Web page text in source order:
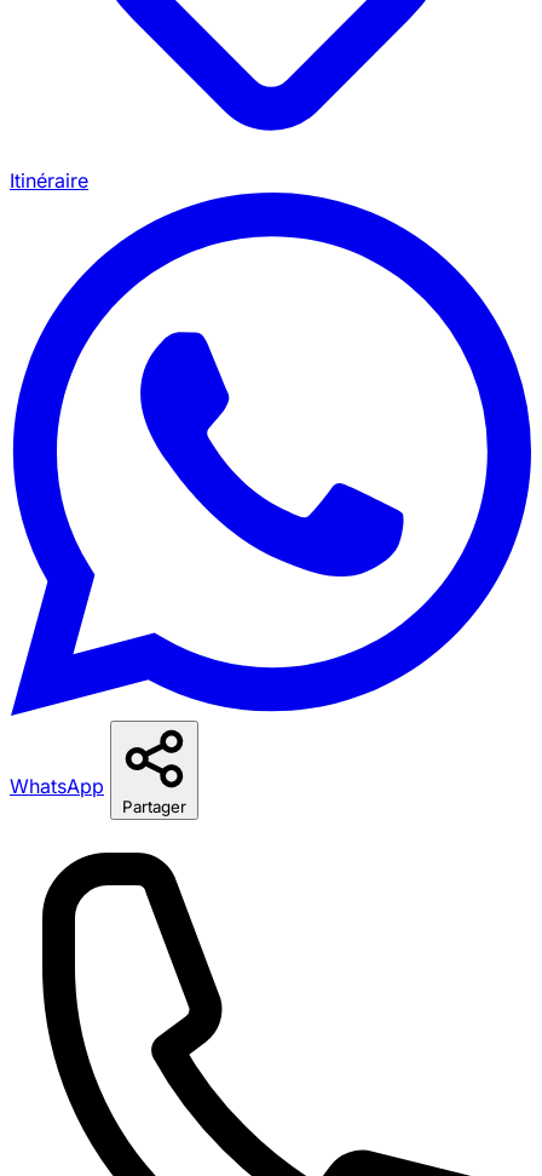
Itinéraire
WhatsApp
Partager